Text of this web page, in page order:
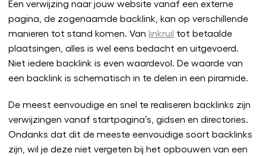
Een verwijzing naar jouw website vanaf een externe
pagina, de zogenaamde backlink, kan op verschillende
manieren tot stand komen. Van linkruil tot betaalde
plaatsingen, alles is wel eens bedacht en uitgevoerd.
Niet iedere backlink is even waardevol. De waarde van
een backlink is schematisch in te delen in een piramide.
De meest eenvoudige en snel te realiseren backlinks zijn
verwijzingen vanaf startpagina’s, gidsen en directories.
Ondanks dat dit de meeste eenvoudige soort backlinks
zijn, wil je deze niet vergeten bij het opbouwen van een